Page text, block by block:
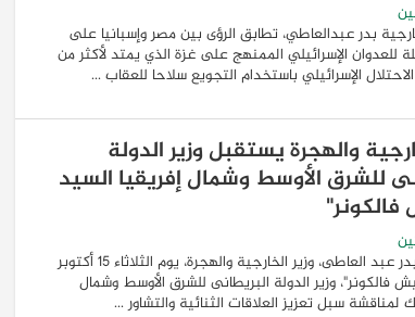
بدر عبدالعاطي، تطابق الرؤى بين مصر وإسبانيا على
للعدوان الإسرائيلي الممنهج على غزة الذي يمتد لأكثر من
الإسرائيلي باستخدام التجويع سلاحا للعقاب ...
والهجرة يستقبل وزير الدولة
للشرق الأوسط وشمال إفريقيا السيد
استقبل د. بدر عبد العاطى، وزير الخارجية والهجرة، يوم الثلاثاء 15 أكتوبر
فالكونر"، وزير الدولة البريطانى للشرق الأوسط وشمال
لمناقشة سبل تعزيز العلاقات الثنائية والتشاور ...